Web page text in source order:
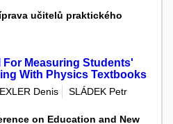
učitelů praktického
For Measuring Students'
With Physics Textbooks
Denis
SLÁDEK Petr
on Education and New